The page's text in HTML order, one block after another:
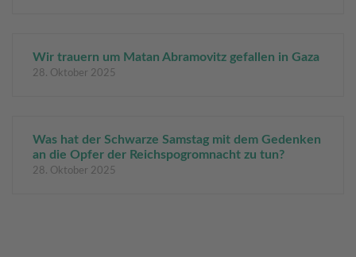
Wir trauern um Matan Abramovitz gefallen in Gaza
28. Oktober 2025
Was hat der Schwarze Samstag mit dem Gedenken
an die Opfer der Reichspogromnacht zu tun?
28. Oktober 2025